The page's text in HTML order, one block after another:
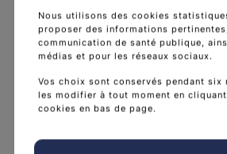
L'Institut national du cancer est
sanitaire et scientifique en
Découvrir l’Institut arrow_forward
Nous utilisons des cookies
proposer des informations
communication de santé publique,
médias et pour les réseaux sociaux.
Vos choix sont conservés pendant six
les modifier à tout moment en
cookies en bas de page.